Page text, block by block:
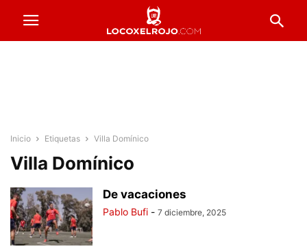
Inicio Etiquetas Villa Domínico
Villa Domínico
De vacaciones
Pablo Bufi - 7 diciembre, 2025